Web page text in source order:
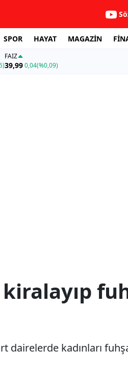
SPOR HAYAT MAGAZİN
FAİZ
39,990,04(%0,09)
dairelerde kadınları